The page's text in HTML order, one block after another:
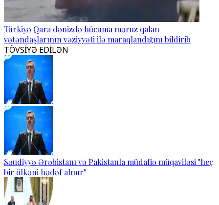
Türkiyə Qara dənizdə hücuma məruz qalan
vətəndaşlarının vəziyyəti ilə maraqlandığını bildirib
TÖVSİYƏ EDİLƏN
Səudiyyə Ərəbistanı və Pakistanla müdafiə müqaviləsi "heç
bir ölkəni hədəf almır"